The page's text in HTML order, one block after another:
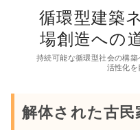
循環型建築
場創造への
持続可能な循環型社会の構
活性化を
解体された古民